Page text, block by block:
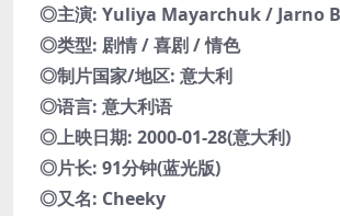
◎主演: Yuliya Mayarchuk / Jarno
◎类型: 剧情 / 喜剧 / 情色
◎制片国家/地区: 意大利
◎语言: 意大利语
◎上映日期: 2000-01-28(意大利)
◎片长: 91分钟(蓝光版)
◎又名: Cheeky